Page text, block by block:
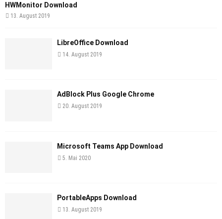
HWMonitor Download
13. August 2019
LibreOffice Download
14. August 2019
AdBlock Plus Google Chrome
20. August 2019
Microsoft Teams App Download
5. Mai 2020
PortableApps Download
13. August 2019